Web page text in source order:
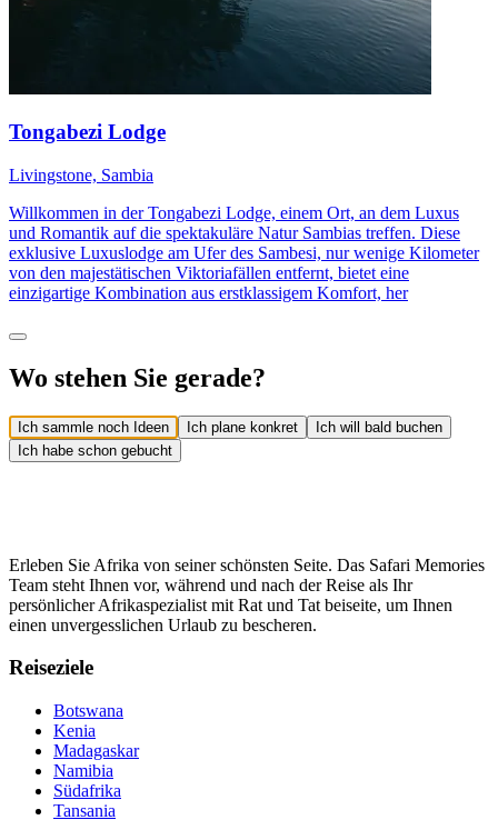
Tongabezi Lodge
Livingstone, Sambia
Willkommen in der Tongabezi Lodge, einem Ort, an dem Luxus
und Romantik auf die spektakuläre Natur Sambias treffen. Diese
exklusive Luxuslodge am Ufer des Sambesi, nur wenige Kilometer
von den majestätischen Viktoriafällen entfernt, bietet eine
einzigartige Kombination aus erstklassigem Komfort, her
Wo stehen Sie gerade?
Ich sammle noch Ideen Ich plane konkret
Ich will bald buchen
Ich habe schon gebucht
Erleben Sie Afrika von seiner schönsten Seite. Das Safari Memories
Team steht Ihnen vor, während und nach der Reise als Ihr
persönlicher Afrikaspezialist mit Rat und Tat beiseite, um Ihnen
einen unvergesslichen Urlaub zu bescheren.
Reiseziele
Botswana
Kenia
Madagaskar
Namibia
Südafrika
Tansania